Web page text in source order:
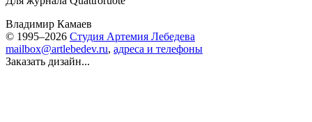
Владимир Камаев
© 1995–2026 Студия Артемия Лебедева
mailbox@artlebedev.ru, адреса и телефоны
Заказать дизайн...